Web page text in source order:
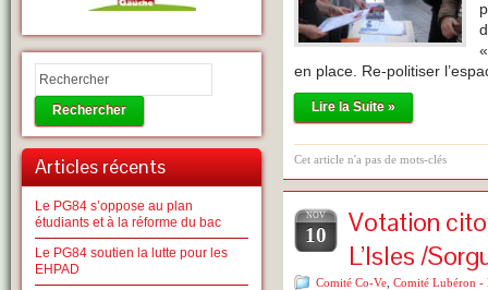
Rechercher
Articles récents
Le PG84 s’oppose au plan
étudiants et à la réforme du bac
Le PG84 soutien la lutte pour les
EHPAD
en place. Re-politiser
Lire la Suite »
Cet article n'a pas de mots-clés
NOV
10
Votation
L’Isles /
Comité Co-Ve Comité Lubéron -